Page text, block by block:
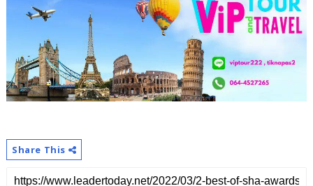
Share This